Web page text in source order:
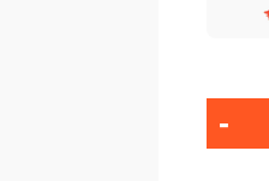
-